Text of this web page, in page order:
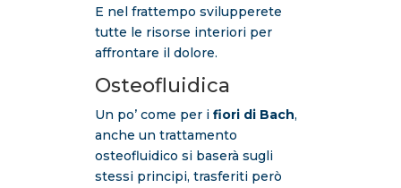
E nel frattempo svilupperete
tutte le risorse interiori per
affrontare il dolore.
Osteofluidica
Un po’ come per i fiori di Bach,
anche un trattamento
osteofluidico si baserà sugli
stessi principi, trasferiti però